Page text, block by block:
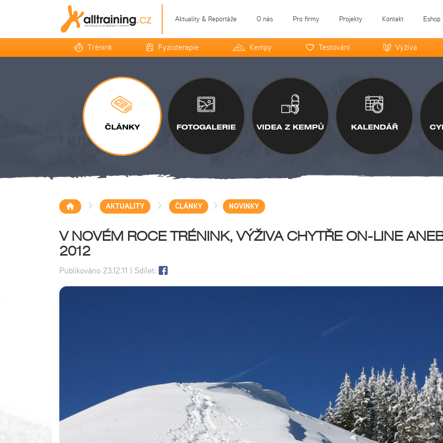
Aktuality & Reportáže O nás Pro firmy Projekty Kontakt Eshop
Trénink Fyzioterapie Kempy Testování Výživa
ČLÁNKY FOTOGALERIE VIDEA Z KEMPŮ KALENDÁŘ
> AKTUALITY > ČLÁNKY > NOVINKY
V NOVÉM ROCE TRÉNINK, VÝŽIVA CHYTŘE ON-LINE
2012
Publikováno 23.12.11 | Sdílet: